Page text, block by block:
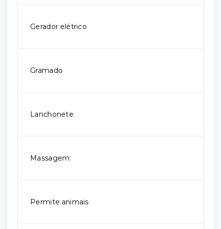
Gerador elétrico
Gramado
Lanchonete
Massagem
Permite animais